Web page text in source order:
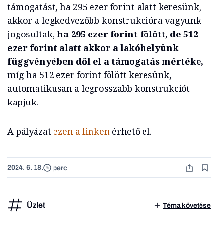
támogatást, ha 295 ezer forint alatt keresünk,
akkor a legkedvezőbb konstrukcióra vagyunk
jogosultak,ha 295 ezer forint fölött, de 512
ezer forint alatt akkor a lakóhelyünk
függvényében dől el a támogatás mértéke,
míg ha 512 ezer forint fölött keresünk,
automatikusan a legrosszabb konstrukciót
kapjuk.
A pályázat ezen a linkenérhető el.
2024. 6. 18. perc
Üzlet Téma követése